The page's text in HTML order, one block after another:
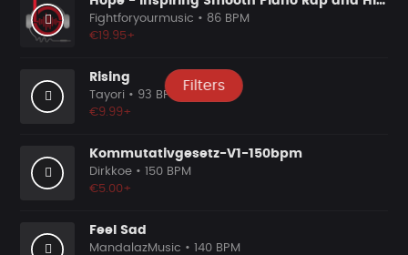
Filters
Fightforyourmusic • 86 BPM
€19.95+
Rising
Tayori • 93 BPM
€9.99+
Kommutativgesetz-V1-150bpm
Dirkkoe • 150 BPM
€5.00+
Feel Sad
MandalazMusic • 140 BPM